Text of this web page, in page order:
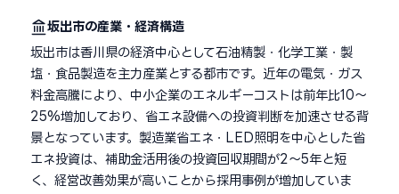
坂出市の産業・経済構造
坂出市は香川県の経済中心として石油精製・化学工業・製
塩・食品製造を主力産業とする都市です。近年の電気・ガス
料金高騰により、中小企業のエネルギーコストは前年比10〜
25%増加しており、省エネ設備への投資判断を加速させる背
景となっています。製造業省エネ・LED照明を中心とした省
エネ投資は、補助金活用後の投資回収期間が2〜5年と短
く、経営改善効果が高いことから採用事例が増加していま